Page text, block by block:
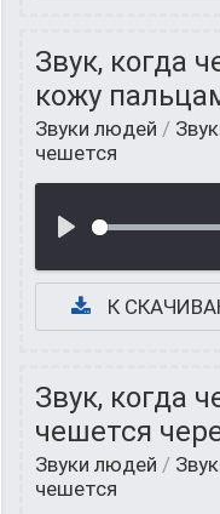
Звук, когда
кожу
Звуки людей /
чешется
К
Звук, когда
чешется
Звуки людей /
чешется